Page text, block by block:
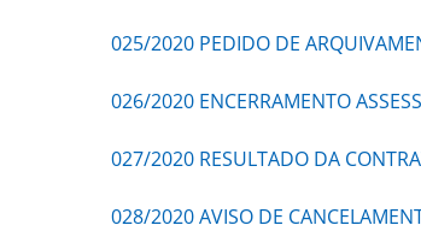
025/2020 PEDIDO DE
026/2020 ENCERRAMENTO
027/2020 RESULTADO DA
028/2020 AVISO DE